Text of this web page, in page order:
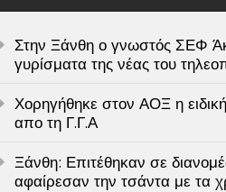
Στην Ξάνθη ο γνωστός ΣΕΦ
γυρίσματα της νέας του
Χορηγήθηκε στον ΑΟΞ η
απο τη Γ.Γ.Α
Ξάνθη: Επιτέθηκαν σε
αφαίρεσαν την τσάντα με τα